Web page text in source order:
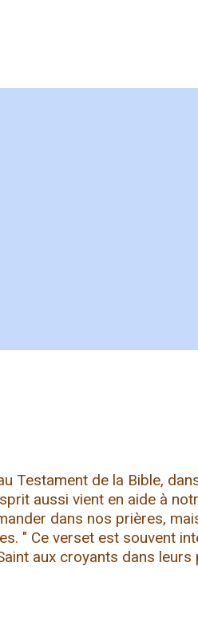
celle de l'amour envers
Testament de la Bible,
aussi vient en aide à
dans nos prières,
" Ce verset est souvent
aux croyants dans leurs
faibles et